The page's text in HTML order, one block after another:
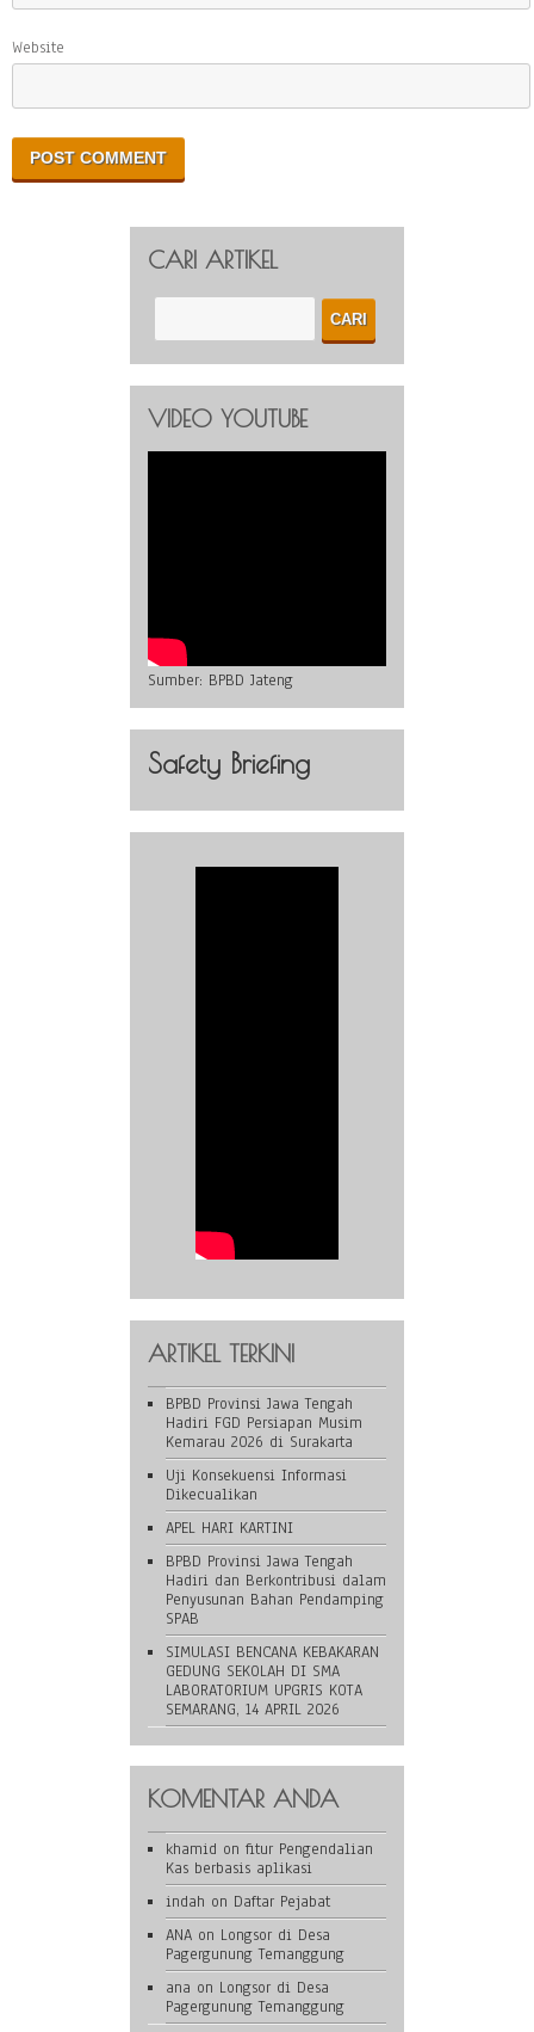
Website
CARI ARTIKEL
VIDEO YOUTUBE
Sumber: BPBD Jateng
Safety Briefing
ARTIKEL TERKINI
BPBD Provinsi Jawa Tengah
Hadiri FGD Persiapan Musim
Kemarau 2026 di Surakarta
Uji Konsekuensi Informasi
Dikecualikan
APEL HARI KARTINI
BPBD Provinsi Jawa Tengah
Hadiri dan Berkontribusi dalam
Penyusunan Bahan Pendamping
SPAB
SIMULASI BENCANA KEBAKARAN
GEDUNG SEKOLAH DI SMA
LABORATORIUM UPGRIS KOTA
SEMARANG, 14 APRIL 2026
KOMENTAR ANDA
khamid on fitur Pengendalian
Kas berbasis aplikasi
indah on Daftar Pejabat
ANA on Longsor di Desa
Pagergunung Temanggung
ana on Longsor di Desa
Pagergunung Temanggung